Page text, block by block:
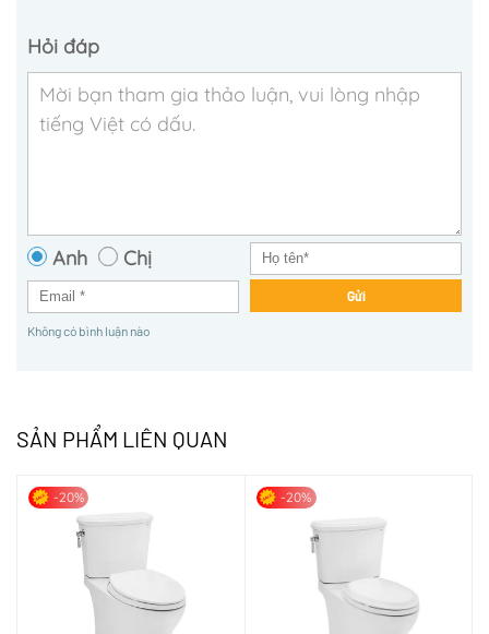
Hỏi đáp
Anh Chị
Gửi
Không có bình luận nào
SẢN PHẨM LIÊN QUAN
-20% -20%